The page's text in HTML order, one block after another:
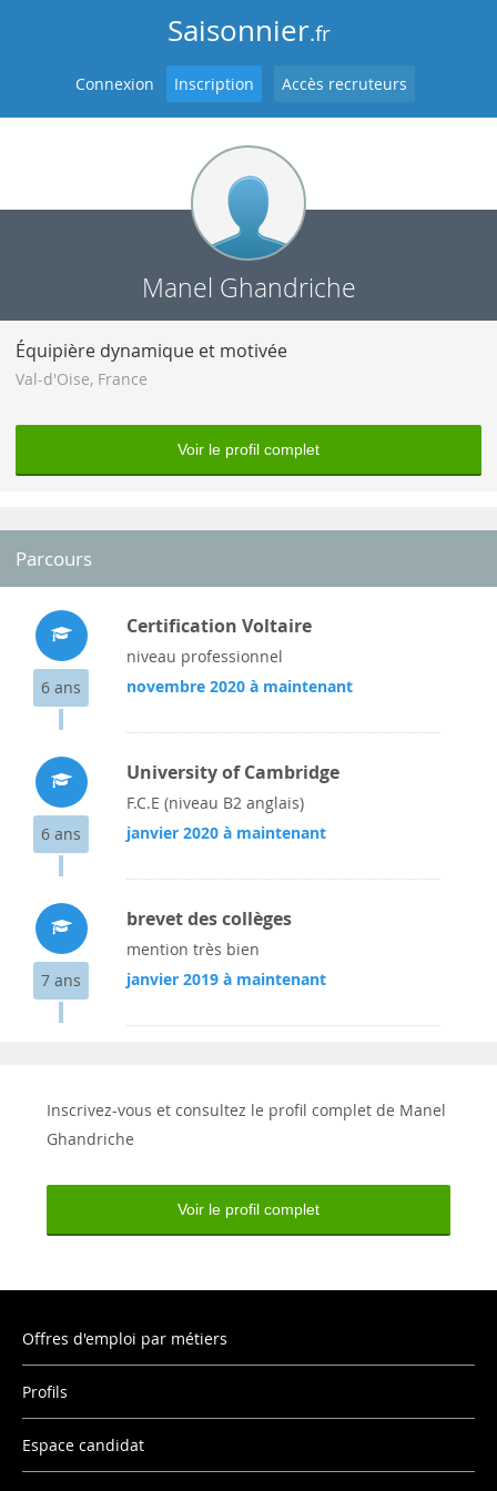
Saisonnier.fr
Connexion Inscription Accès recruteurs
Manel Ghandriche
Équipière dynamique et motivée
Val-d'Oise, France
Voir le profil complet
Parcours
6 ans
Certification Voltaire
niveau professionnel
novembre 2020 à maintenant
6 ans
University of Cambridge
F.C.E (niveau B2 anglais)
janvier 2020 à maintenant
7 ans
brevet des collèges
mention très bien
janvier 2019 à maintenant
Inscrivez-vous et consultez le profil complet de Manel
Ghandriche
Voir le profil complet
Offres d'emploi par métiers
Profils
Espace candidat